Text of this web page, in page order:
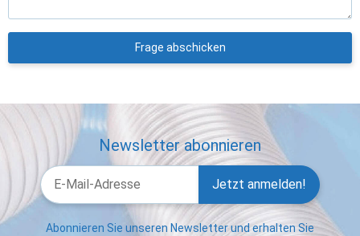
Frage abschicken
Newsletter abonnieren
Jetzt anmelden!
Abonnieren Sie unseren Newsletter und erhalten Sie